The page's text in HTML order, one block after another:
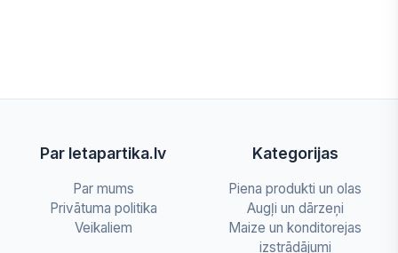
Par letapartika.lv
Par mums
Privātuma politika
Veikaliem
Kategorijas
Piena produkti un olas
Augļi un dārzeņi
Maize un konditorejas
izstrādājumi